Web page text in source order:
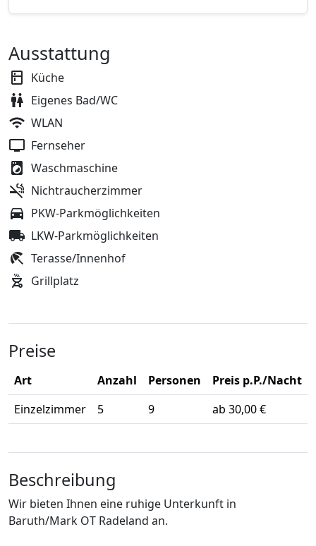
Ausstattung
Küche
Eigenes Bad/WC
WLAN
Fernseher
Waschmaschine
Nichtraucherzimmer
PKW-Parkmöglichkeiten
LKW-Parkmöglichkeiten
Terasse/Innenhof
Grillplatz
Preise
Art Anzahl Personen
Preis p.P./Nacht
Einzelzimmer
5 9 ab 30,00 €
Beschreibung
Wir bieten Ihnen eine ruhige Unterkunft in
Baruth/Mark OT Radeland an.